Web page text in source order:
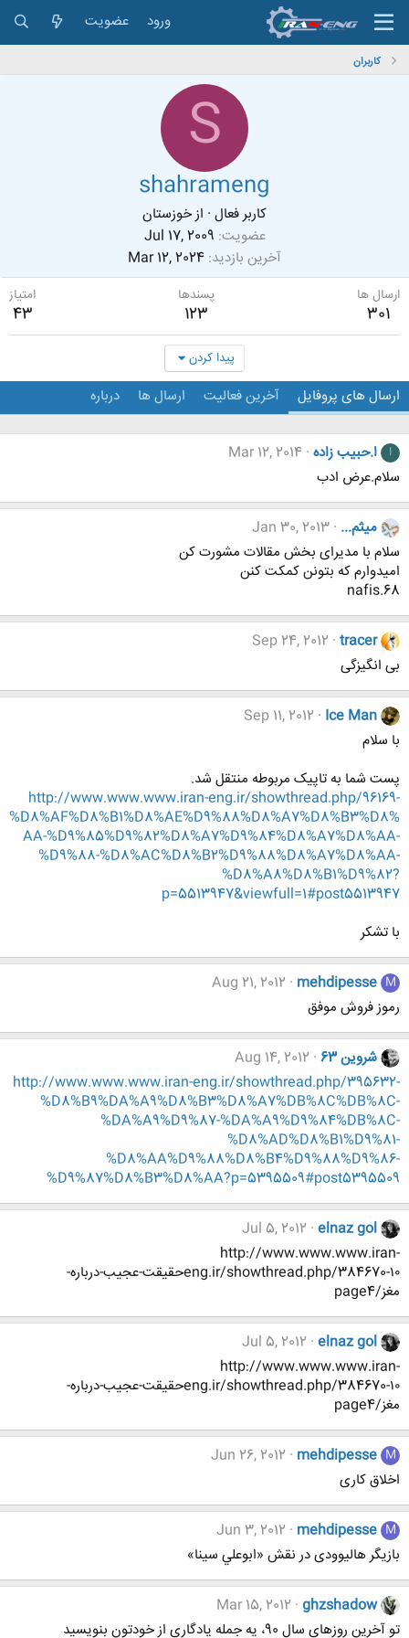
ورود عضویت
کاربران
S
shahrameng
کاربر فعال · ازخوزستان
عضویت Jul 17, 2009
آخرین بازدید Mar 12, 2024
ارسال ها
301
پسندها
123
امتیاز
43
پیدا کردن
ارسال های پروفایل آخرین فعالیت ارسال ها درباره
ا ا.حبیب زاده Mar 12, 2014
سلام.عرض ادب
میثم... Jan 30, 2013
سلام با مدیرای بخش مقالات مشورت کن
امیدوارم که بتونن کمکت کنن
nafis.68
tracer
Sep 24, 2012
بی انگیزگی
Ice Man
Sep 11, 2012
با سلام
پست شما به تاپیک مربوطه منتقل شد.
http://www.www.www.iran-eng.ir/showthread.php/96169-
%D8%AF%D8%B1%D8%AE%D9%88%D8%A7%D8%B3%D8%
AA-%D9%85%D9%82%D8%A7%D9%84%D8%A7%D8%AA-
%D9%88-%D8%AC%D8%B2%D9%88%D8%A7%D8%AA-
%D8%A8%D8%B1%D9%82?
p=5513947&viewfull=1#post5513947
با تشکر
M
mehdipesse
Aug 21, 2012
رموز فروش موفق
شروین 63
Aug 14, 2012
http://www.www.www.iran-eng.ir/showthread.php/395632-
%D8%B9%DA%A9%D8%B3%D8%A7%DB%8C%DB%8C-
%DA%A9%D9%87-%DA%A9%D9%84%DB%8C-
%D8%AD%D8%B1%D9%81-
%D8%AA%D9%88%D8%B4%D9%88%D9%86-
%D9%87%D8%B3%D8%AA?p=5395509#post5395509
elnaz gol
Jul 5, 2012
http://www.www.www.iran-
eng.ir/showthread.php/384670-۱۰حقیقت-عجیب-درباره-
مغز/page4
elnaz gol
Jul 5, 2012
http://www.www.www.iran-
eng.ir/showthread.php/384670-۱۰حقیقت-عجیب-درباره-
مغز/page4
M
mehdipesse
Jun 26, 2012
اخلاق کاری
M
mehdipesse
Jun 3, 2012
بازیگر هالیوودی در نقش «ابوعلي سينا»
ghzshadow
Mar 15, 2012
تو آخرین روزهای سال 90، یه جمله یادگاری از خودتون بنویسید